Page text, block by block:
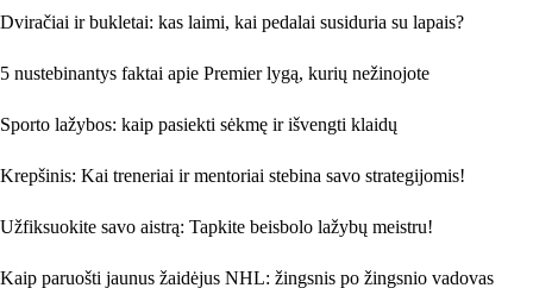
Dviračiai ir bukletai: kas laimi, kai pedalai susiduria su lapais?
5 nustebinantys faktai apie Premier lygą, kurių nežinojote
Sporto lažybos: kaip pasiekti sėkmę ir išvengti klaidų
Krepšinis: Kai treneriai ir mentoriai stebina savo strategijomis!
Užfiksuokite savo aistrą: Tapkite beisbolo lažybų meistru!
Kaip paruošti jaunus žaidėjus NHL: žingsnis po žingsnio vadovas